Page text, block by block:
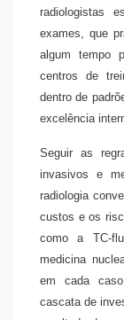
radiologistas
exames, que
algum tempo
centros de
dentro de
excelência
Seguir as
invasivos e
radiologia
custos e os
como a TC-
medicina
em cada
cascata de